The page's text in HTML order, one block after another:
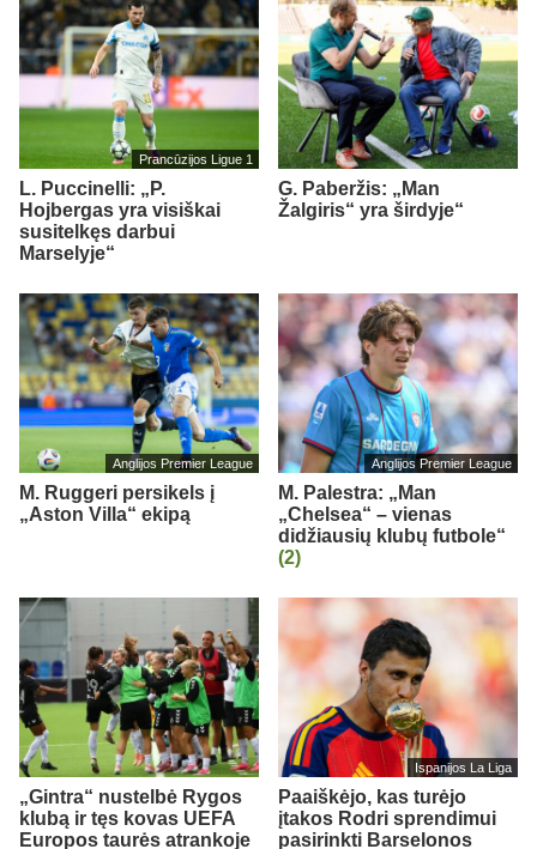
Prancūzijos Ligue 1
L. Puccinelli: „P.
Hojbergas yra visiškai
susitelkęs darbui
Marselyje“
G. Paberžis: „Man
Žalgiris“ yra širdyje“
Anglijos Premier League
M. Ruggeri persikels į
„Aston Villa“ ekipą
Anglijos Premier League
M. Palestra: „Man
„Chelsea“ – vienas
didžiausių klubų futbole“
(2)
„Gintra“ nustelbė Rygos
klubą ir tęs kovas UEFA
Europos taurės atrankoje
Ispanijos La Liga
Paaiškėjo, kas turėjo
įtakos Rodri sprendimui
pasirinkti Barselonos